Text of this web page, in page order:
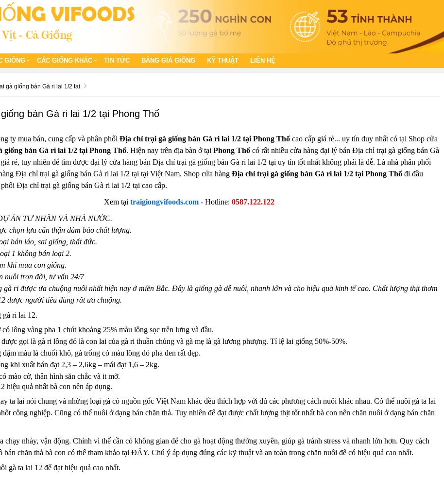
GIỐNG CÁC GIỐNG KHÁC TIN TỨC BẢNG GIÁ GIỐNG KỸ THUẬT LIÊN HỆ
gà giống bán Gà ri lai 1/2 tại
bán Gà ri lai 1/2 tại Phong Thổ
ty mua bán, cung cấp và phân phối Địa chỉ trại gà giống bán Gà ri lai 1/2 tại Phong Thổcao cấp giá rẻ... uy tín duy nhất có tại Shop cửa
giống bán Gà ri lai 1/2 tại Phong Thổ. Hiện nay trên địa bàn ở tại Phong Thổcó rất nhiều cửa hàng đại lý bán Địa chỉ trại gà giống bán Gà
rẻ, tuy nhiên để tìm được đại lý cửa hàng bán Địa chỉ trại gà giống bán Gà ri lai 1/2 tại uy tín tốt nhất không phải là dễ. Là nhà phân phối
Địa chỉ trại gà giống bán Gà ri lai 1/2 tại tại Việt Nam, Shop cửa hàng Địa chỉ trại gà giống bán Gà ri lai 1/2 tại Phong Thổđi đầu
Địa chỉ trại gà giống bán Gà ri lai 1/2 tại cao cấp.
Xem tạitraigiongvifoods.com - Hotline:0587.122.122
ÁN TƯ NHÂN VÀ NHÀ NƯỚC.
chọn lựa cẩn thận đảm bảo chất lượng.
bán láo, sai giống, thất đức.
1 không bán loại 2.
khi mua con giống.
nuôi trọn đời, tư vấn 24/7
ri được ưa chuộng nuôi nhất hiện nay ở miền Bắc. Đây là giống gà dễ nuôi, nhanh lớn và cho hiệu quả kinh tế cao. Chất lượng thịt thơm
được người tiêu dùng rất ưa chuộng.
gà ri lai 12.
lông vàng pha 1 chút khoảng 25% màu lông sọc trên lưng và đầu.
gọi là gà ri lông đỏ là con lai của gà ri thuần chủng và gà mẹ là gà lương phượng. Tỉ lệ lai giống 50%-50%.
màu lá chuối khô, gà trống có màu lông đỏ pha đen rất đẹp.
khi xuất bán đạt 2,3 – 2,6kg – mái đạt 1,6 – 2kg.
mào cờ, thân hình săn chắc và it mỡ.
hiệu quả nhất bà con nên áp dụng.
ta lai nói chung và những loại gà có nguồn gốc Việt Nam khác đều thích hợp với đủ các phương cách nuôi khác nhau. Có thể nuôi gà ta lai
công nghiệp. Cũng có thể nuôi ở dạng bán chăn thả. Tuy nhiên để đạt được chất lượng thịt tốt nhất bà con nên chăn nuôi ở dạng bán chăn
chạy nhảy, vận động. Chính vì thế cần có không gian để cho gà hoạt động thường xuyên, giúp gà tránh stress và nhanh lớn hơn. Quy cách
bán chăn thả bà con có thể tham khảo tại ĐÂY. Chú ý áp dụng đúng các kỹ thuật và an toàn trong chăn nuôi để có hiệu quả cao nhất.
gà ta lai 12 để đạt hiệu quả cao nhất.